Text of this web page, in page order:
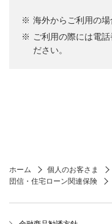
海外からご利用の
ご利用の際には電
ださい。
ホーム 個人のお客さま
団信・住宅ローン関連保険